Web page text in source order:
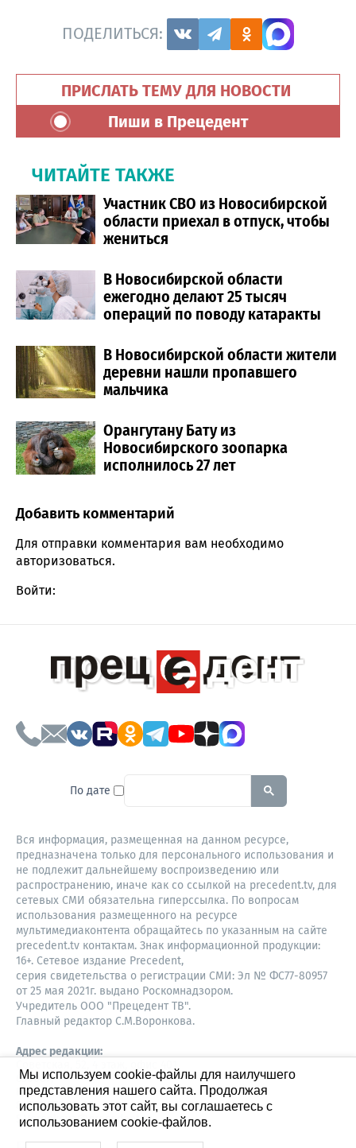
ПОДЕЛИТЬСЯ:
ПРИСЛАТЬ ТЕМУ ДЛЯ НОВОСТИ
Пиши в Прецедент
ЧИТАЙТЕ ТАКЖЕ
Участник СВО из Новосибирской
области приехал в отпуск, чтобы
жениться
В Новосибирской области
ежегодно делают 25 тысяч
операций по поводу катаракты
В Новосибирской области жители
деревни нашли пропавшего
мальчика
Орангутану Бату из
Новосибирского зоопарка
исполнилось 27 лет
Comment section
Добавить комментарий
Для отправки комментария вам необходимо
авторизоваться.
Войти:
По дате To search this site, enter a
Вся информация, размещенная на данном ресурсе,
предназначена только для персонального использования и
не подлежит дальнейшему воспроизведению или
распространению, иначе как со ссылкой на precedent.tv, для
сетевых СМИ обязательна гиперссылка. По вопросам
использования размещенного на ресурсе
мультимедиаконтента обращайтесь по указанным на сайте
precedent.tv контактам. Знак информационной продукции:
16+. Сетевое издание Precedent,
серия свидетельства о регистрации СМИ: Эл № ФС77-80957
от 25 мая 2021г. выдано Роскомнадзором.
Учредитель ООО "Прецедент ТВ".
Главный редактор С.М.Воронкова.
Адрес редакции:
630087,
Новосибирск
8-960-779-12-96,
S.Voronkova@precedent.tv
Мы используем cookie-файлы для наилучшего
представления нашего сайта. Продолжая
использовать этот сайт, вы соглашаетесь с
использованием cookie-файлов.